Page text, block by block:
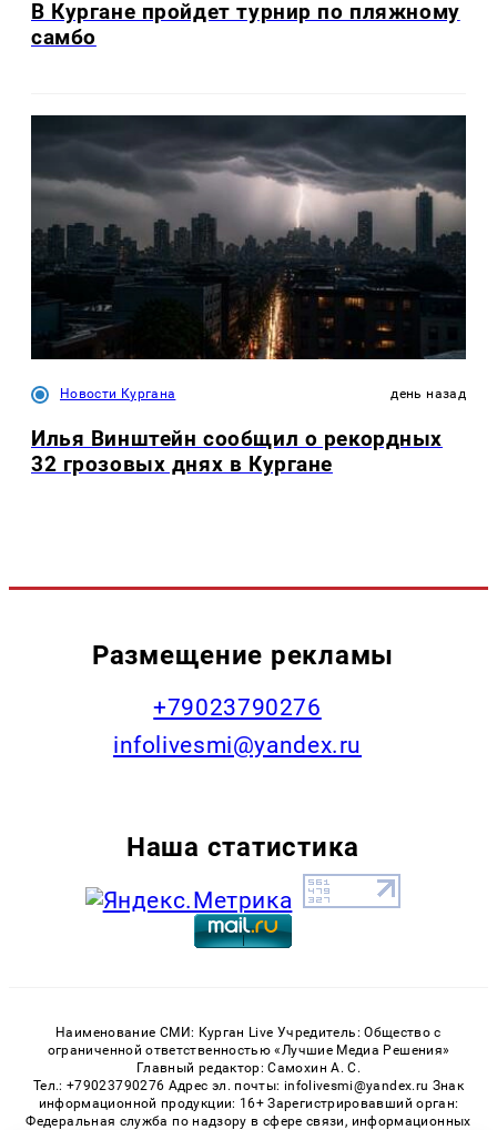
В Кургане пройдет турнир по пляжному
самбо
Новости Кургана день назад
Илья Винштейн сообщил о рекордных
32 грозовых днях в Кургане
Размещение рекламы
+79023790276
infolivesmi@yandex.ru
Наша статистика
Наименование СМИ: Курган Live Учредитель: Общество с
ограниченной ответственностью «Лучшие Медиа Решения»
Главный редактор: Самохин А. С.
Тел.: +79023790276 Адрес эл. почты: infolivesmi@yandex.ru Знак
информационной продукции: 16+ Зарегистрировавший орган:
Федеральная служба по надзору в сфере связи, информационных